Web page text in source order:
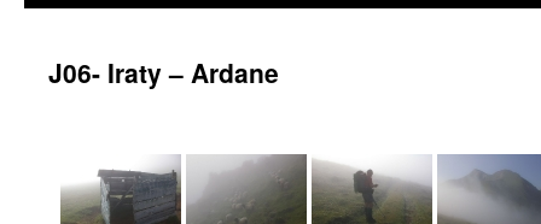
J06- Iraty – Ardane